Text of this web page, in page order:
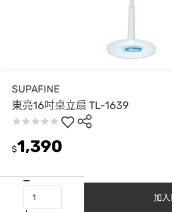
SUPAFINE
東亮16吋桌立扇 TL-1639
$1,390
加入